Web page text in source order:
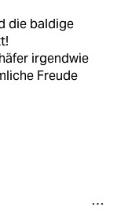
die baldige
irgendwie
Freude